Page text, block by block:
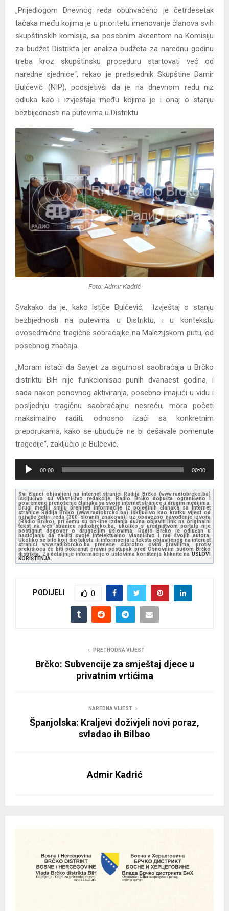
„Prijedlogom Dnevnog reda obuhvaćeno je četrdesetak
tačaka među kojima je u prioritetu imenovanje članova svih
skupštinskih komisija, sa posebnim akcentom na Komisiju
za budžet Distrikta jer analiza budžeta za narednu godinu
treba kroz skupštinsku proceduru startovati već od
naredne sjednice“, rekao je predsjednik Skupštine Damir
Bulčević (NIP), podsjetivši da je na dnevnom redu niz
odluka kao i izvještaja među kojima je i onaj o stanju
bezbijednosti na putevima u Distriktu.
Foto: Admir Kadrić
Svakako da je, kako ističe Bulčević, Izvještaj o stanju
bezbjednosti na putevima u Distriktu, i u kontekstu
ovosedmične tragične sobraćajke na Malezijskom putu, od
posebnog značaja.
„Moram istaći da Savjet za sigurnost saobraćaja u Brčko
distriktu BiH nije funkcionisao punih dvanaest godina, i
sada nakon ponovnog aktiviranja, posebno imajući u vidu i
posljednju tragičnu saobraćajnu nesreću, mora početi
maksimalno raditi, odnosno izaći sa konkretnim
preporukama, kako se ubuduće ne bi dešavale pomenute
tragedije“, zaključio je Bulčević.
u
d
o
P
a
00:00 00:00
Svi članci objavljeni na internet stranici Radija Brčko (www.radiobrcko.ba)
isključivo su vlasništvo redakcije. Radio Brčko dopušta ograničeno i
povremeno prenošenje članaka sa svoje internet stranice u drugim medijima.
Drugi mediji smiju prenijeti informacije iz pojedinih članaka sa Internet
stranice Radija Brčko (www.radiobrcko.ba) isključivo kao kratku vijest od
najviše četiri reda (300 slovnih znakova), uz obavezno navođenje izvora
(Radio Brčko), pri čemu su on-line izdanja dužna objaviti link na originalni
tekst na web stranicu radiobrcko.ba, ukoliko s uredništvom portala nije
postignut dogovor o drugačijim uslovima. Radio Brčko je odlučan u
nastojanju da zaštiti svoje intelektualno vlasništvo i rad svojih autora.
Ukoliko se bilo koji dio teksta ili informacija iz teksta objavljenog na internet
stranici www.radiobrcko.ba prenese suprotno ovim pravilima, protiv
prekršioca će biti pokrenut pravni postupak pred Osnovnim sudom Brčko
distrikta. Za detaljnije informacije o uslovima korištenja kliknite na USLOVI
KORIŠTENJA.
PODIJELI 0
PRETHODNA VIJEST
Brčko: Subvencije za smještaj djece u
privatnim vrtićima
NAREDNA VIJEST
Španjolska: Kraljevi doživjeli novi poraz,
svladao ih Bilbao
Admir Kadrić